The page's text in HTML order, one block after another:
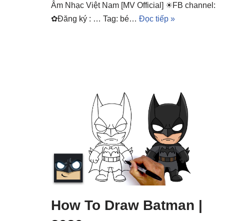
Âm Nhạc Việt Nam [MV Official] ☀FB channel:
✿Đăng ký : … Tag: bé… Đọc tiếp »
How To Draw Batman |